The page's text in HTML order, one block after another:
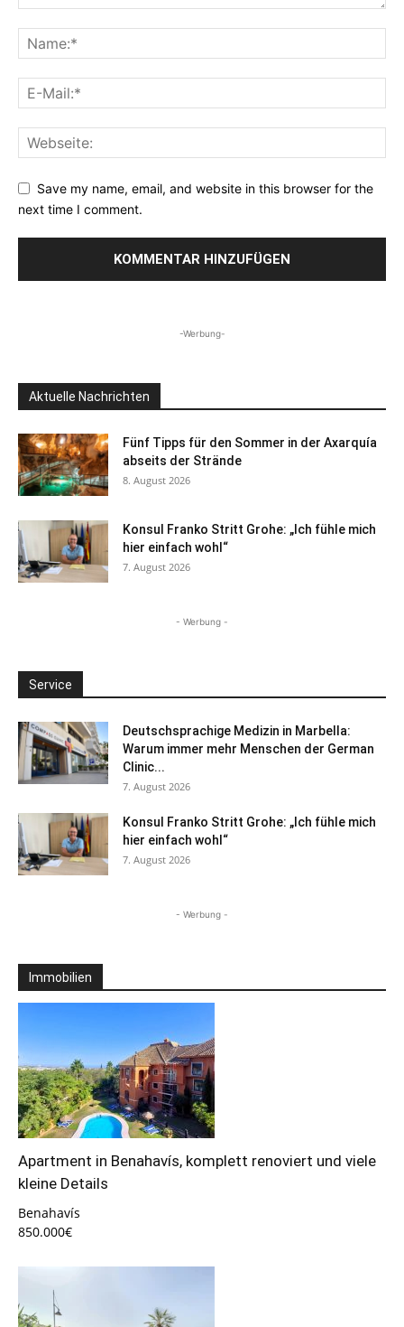
Save my name, email, and website in this browser for the
next time I comment.
-Werbung-
Aktuelle Nachrichten
Fünf Tipps für den Sommer in der Axarquía
abseits der Strände
8. August 2026
Konsul Franko Stritt Grohe: „Ich fühle mich
hier einfach wohl“
7. August 2026
- Werbung -
Service
Deutschsprachige Medizin in Marbella:
Warum immer mehr Menschen der German
Clinic...
7. August 2026
Konsul Franko Stritt Grohe: „Ich fühle mich
hier einfach wohl“
7. August 2026
- Werbung -
Immobilien
Apartment in Benahavís, komplett renoviert und viele
kleine Details
Benahavís
850.000€